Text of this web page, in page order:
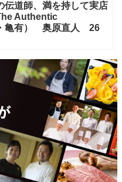
伝道師、満を持して実店
Authentic
亀有） 奥原直人 26